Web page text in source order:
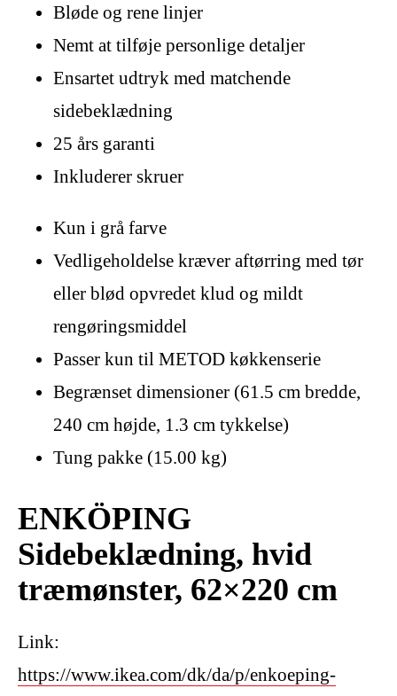
Bløde og rene linjer
Nemt at tilføje personlige detaljer
Ensartet udtryk med matchende
sidebeklædning
25 års garanti
Inkluderer skruer
Kun i grå farve
Vedligeholdelse kræver aftørring med tør
eller blød opvredet klud og mildt
rengøringsmiddel
Passer kun til METOD køkkenserie
Begrænset dimensioner (61.5 cm bredde,
240 cm højde, 1.3 cm tykkelse)
Tung pakke (15.00 kg)
ENKÖPING
Sidebeklædning, hvid
træmønster, 62×220 cm
Link:
https://www.ikea.com/dk/da/p/enkoeping-